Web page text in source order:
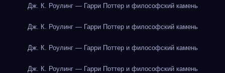
Дж. К. Роулинг — Гарри Поттер и философский камень
Дж. К. Роулинг — Гарри Поттер и философский камень
Дж. К. Роулинг — Гарри Поттер и философский камень
Дж. К. Роулинг — Гарри Поттер и философский камень